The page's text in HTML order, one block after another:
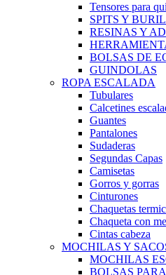
Tensores para
SPITS Y
RESINAS Y
BOLSAS DE
GUINDOLAS
ROPA ESCALADA
Tubulares
Calcetines
Guantes
Pantalones
Sudaderas
Segundas Capas
Camisetas
Gorros y gorras
Cinturones
Chaquetas
Chaqueta con
Cintas cabeza
MOCHILAS Y
MOCHILAS
BOLSAS